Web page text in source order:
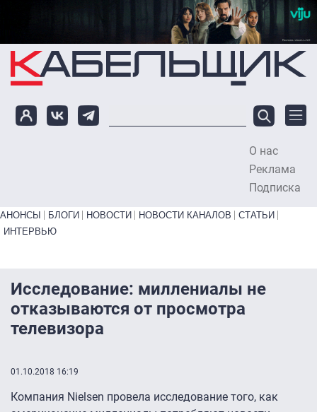
Перейти к основному содержанию
О нас
Реклама
Подписка
Primary links bottom
АНОНСЫ БЛОГИ НОВОСТИ НОВОСТИ КАНАЛОВ
СТАТЬИ
ИНТЕРВЬЮ
Исследование: миллениалы не
отказываются от просмотра
телевизора
01.10.2018 16:19
Компания Nielsen провела исследование того, как